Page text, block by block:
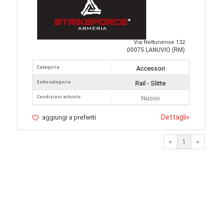
Via Nettunense 132
00075 LANUVIO (RM)
Categoria
Sottocategoria
Condizioni articolo
Accessori
Rail - Slitte
Nuovo
aggiungi a preferiti Dettagli»
« 1 «